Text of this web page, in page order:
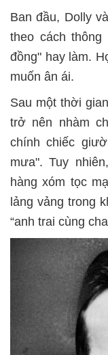
Ban đầu, Dolly
theo cách
đồng" hay làm.
muốn ân ái.
Sau một thời
trở nên nhàm
chính chiếc
mưa". Tuy
hàng xóm tọc
lảng vảng trong
“anh trai cùng